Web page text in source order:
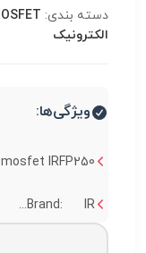
دسته بندی:
الکترونیک
ویژگی‌ها:
mosfet IRFP250...
Brand: IR...